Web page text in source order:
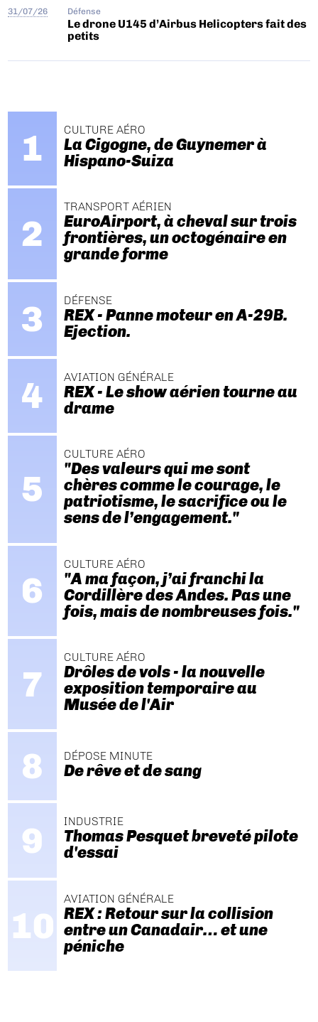
31/07/26 Défense
Le drone U145 d’Airbus Helicopters fait des
petits
CULTURE AÉRO
La Cigogne, de Guynemer à
Hispano-Suiza
TRANSPORT AÉRIEN
EuroAirport, à cheval sur trois
frontières, un octogénaire en
grande forme
DÉFENSE
REX - Panne moteur en A-29B.
Ejection.
AVIATION GÉNÉRALE
REX - Le show aérien tourne au
drame
CULTURE AÉRO
"Des valeurs qui me sont
chères comme le courage, le
patriotisme, le sacrifice ou le
sens de l’engagement."
CULTURE AÉRO
"A ma façon, j’ai franchi la
Cordillère des Andes. Pas une
fois, mais de nombreuses fois."
CULTURE AÉRO
Drôles de vols - la nouvelle
exposition temporaire au
Musée de l'Air
DÉPOSE MINUTE
De rêve et de sang
INDUSTRIE
Thomas Pesquet breveté pilote
d'essai
AVIATION GÉNÉRALE
REX : Retour sur la collision
entre un Canadair… et une
péniche